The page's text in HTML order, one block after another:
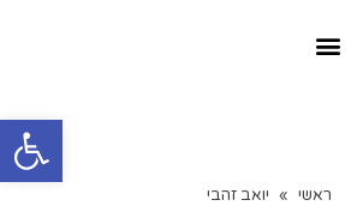
ראשי » יואב זהבי